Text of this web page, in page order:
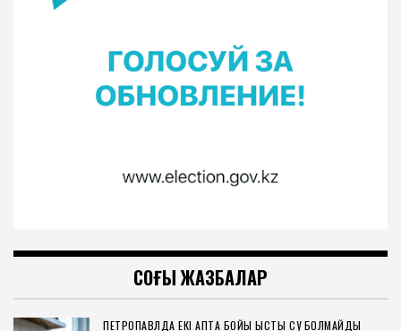
СОҢҒЫ ЖАЗБАЛАР
ПЕТРОПАВЛДА ЕКІ АПТА БОЙЫ ЫСТЫҚ СУ БОЛМАЙДЫ